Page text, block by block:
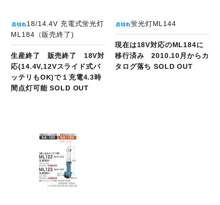
18/14.4V 充電式蛍光灯
ML184（販売終了)
生産終了 販売終了 18V対
応(14.4V,12Vスライド式バ
ッテリもOK)で１充電4.3時
間点灯可能 SOLD OUT
蛍光灯ML144
現在は18V対応のML184に
移行済み 2010.10月からカ
タログ落ち SOLD OUT